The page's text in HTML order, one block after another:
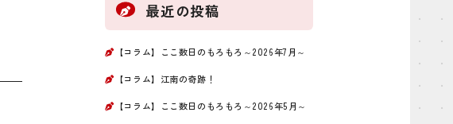
最近の投稿
【コラム】ここ数日のもろもろ～2026年7月～
【コラム】江南の奇跡！
【コラム】ここ数日のもろもろ～2026年5月～